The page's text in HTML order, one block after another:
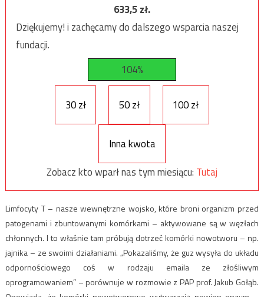
633,5zł.
Dziękujemy! i zachęcamy do dalszego wsparcia naszej
fundacji.
104%
30 zł 50 zł 100 zł
Inna kwota
Zobacz kto wparł nas tym miesiącu: Tutaj
Limfocyty T – nasze wewnętrzne wojsko, które broni organizm przed
patogenami i zbuntowanymi komórkami – aktywowane są w węzłach
chłonnych. I to właśnie tam próbują dotrzeć komórki nowotworu – np.
jajnika – ze swoimi działaniami. „Pokazaliśmy, że guz wysyła do układu
odpornościowego coś w rodzaju emaila ze złośliwym
oprogramowaniem” – porównuje w rozmowie z PAP prof. Jakub Gołąb.